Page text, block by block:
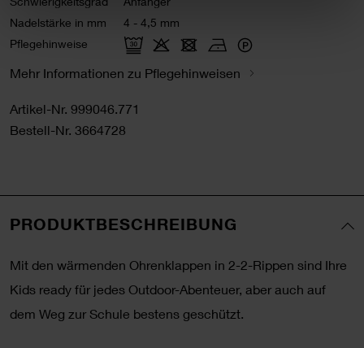
Nadelstärke in mm
4 - 4,5 mm
Pflegehinweise
Mehr Informationen zu Pflegehinweisen
Artikel-Nr. 999046.771
Bestell-Nr. 3664728
PRODUKTBESCHREIBUNG
Mit den wärmenden Ohrenklappen in 2-2-Rippen sind Ihre
Kids ready für jedes Outdoor-Abenteuer, aber auch auf
dem Weg zur Schule bestens geschützt.